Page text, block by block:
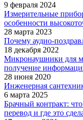
9 февраля 2024
Измерительные
особенности
28 марта 2023
Почему аудио-
18 декабря 2022
Микронаушники для
получение
28 июня 2020
Инженерная
6 марта 2025
Брачный контракт:
перевод и где это